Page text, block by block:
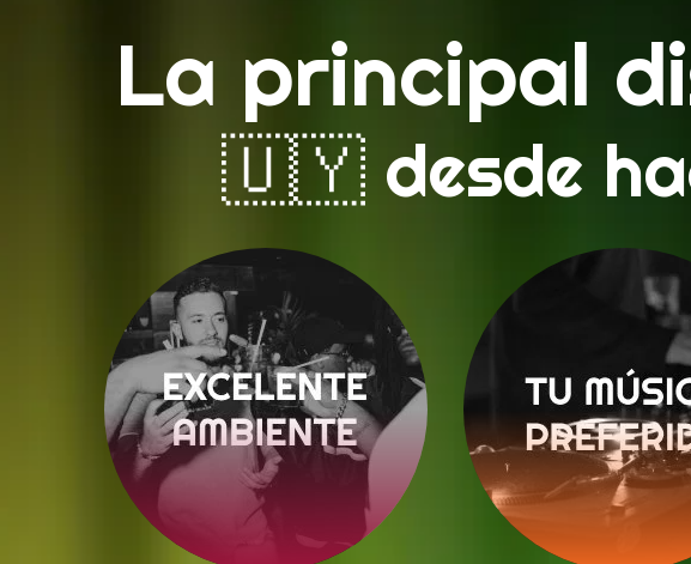
La principal
🇺🇾 desde